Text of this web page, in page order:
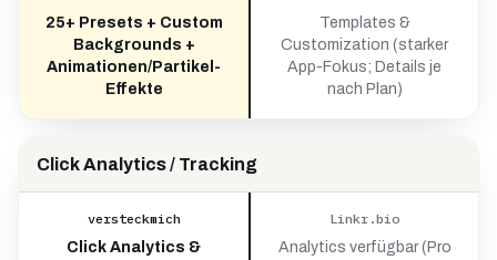
25+ Presets + Custom
Backgrounds +
Animationen/Partikel-
Effekte
Templates &
Customization (starker
App-Fokus; Details je
nach Plan)
Click Analytics / Tracking
versteckmich
Click Analytics &
Linkr.bio
Analytics verfügbar (Pro